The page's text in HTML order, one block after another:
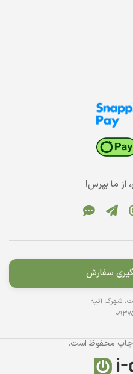
از ما بپرس!
سفارش
شهرک آتیه
چاپ محفوظ است.